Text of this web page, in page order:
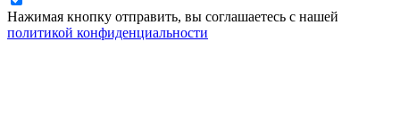
Нажимая кнопку отправить, вы соглашаетесь с нашей
политикой конфиденциальности